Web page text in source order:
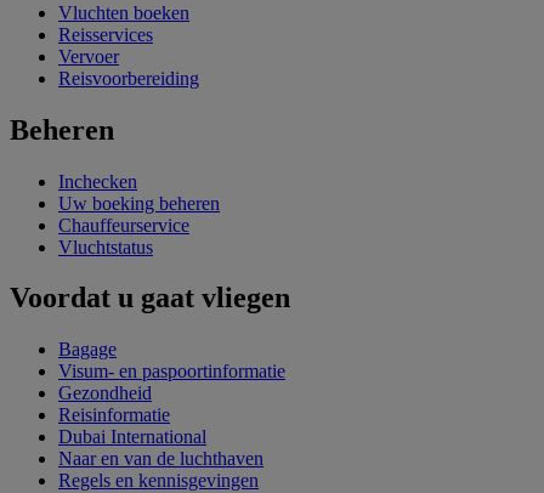
Vluchten boeken
Reisservices
Vervoer
Reisvoorbereiding
Beheren
Inchecken
Uw boeking beheren
Chauffeurservice
Vluchtstatus
Voordat u gaat vliegen
Bagage
Visum- en paspoortinformatie
Gezondheid
Reisinformatie
Dubai International
Naar en van de luchthaven
Regels en kennisgevingen